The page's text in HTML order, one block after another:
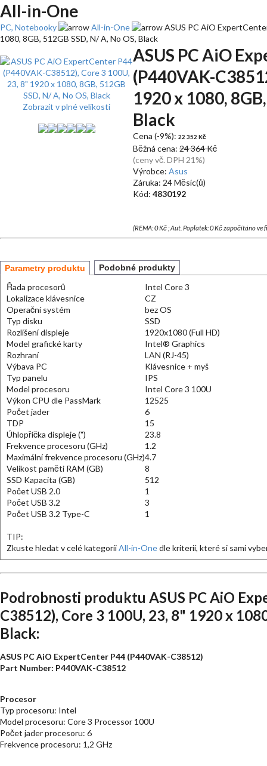
All-in-One
PC, Notebooky All-in-One
ASUS PC AiO
1080, 8GB, 512GB SSD, N/ A, No OS, Black
Zobrazit v plné velikosti
ASUS PC AiO
(P440VAK-
1920 x 1080,
Black
Cena (-9%): 22 352 Kč
Běžná cena: 24 364 Kč
(ceny vč. DPH 21%)
Výrobce: Asus
Záruka: 24 Měsíc(ů)
Kód: 4830192
(REMA: 0 Kč ; Aut. Poplatek: 0 Kč započítáno
Parametry produktu Podobné produkty
Řada procesorů
Intel Core 3
Lokalizace klávesnice
CZ
Operační systém
bez OS
Typ disku
SSD
Rozlišení displeje
1920x1080 (Full HD)
Model grafické karty
Intel® Graphics
Rozhraní
LAN (RJ-45)
Výbava PC
Klávesnice + myš
Typ panelu
IPS
Model procesoru
Intel Core 3 100U
Výkon CPU dle PassMark
12525
Počet jader
6
TDP
15
Úhlopříčka displeje (")
23.8
Frekvence procesoru (GHz)
1.2
Maximální frekvence procesoru (GHz)4.7
Velikost paměti RAM (GB)
8
SSD Kapacita (GB)
512
Počet USB 2.0
1
Počet USB 3.2
3
Počet USB 3.2 Type-C
1
TIP:
Zkuste hledat v celé kategoriiAll-in-Onedle kriterií, které si sami
Podrobnosti produktu ASUS PC AiO
C38512), Core 3 100U, 23, 8" 1920 x
Black:
ASUS PC AiO ExpertCenter P44 (P440VAK-C38512)
Part Number: P440VAK-C38512
Procesor
Typ procesoru: Intel
Model procesoru: Core 3 Processor 100U
Počet jader procesoru: 6
Frekvence procesoru: 1,2 GHz